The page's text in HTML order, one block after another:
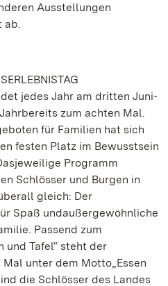
Ausstellungen
ab.
jedes Jahr am dritten Juni-
zum achten Mal.
für Familien hat sich
festen Platz im Bewusstsein
Programm
Schlösser und Burgen in
gleich: Der
Spaß undaußergewöhnliche
Passend zum
und Tafel“ steht der
unter dem Motto„Essen
die Schlösser des Landes